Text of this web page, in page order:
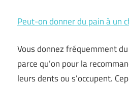
Peut-on donner du pain à un
Vous donnez fréquemment
parce qu’on pour la
leurs dents ou s’occupent.